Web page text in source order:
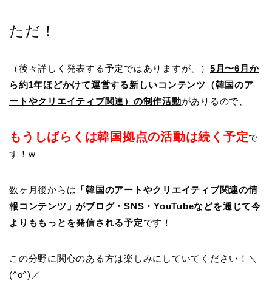
ただ！
（後々詳しく発表する予定ではありますが、） 5月〜6月か
ら約1年ほどかけて運営する新しいコンテンツ（韓国のア
ートやクリエイティブ関連）の制作活動がありるので、
もうしばらくは韓国拠点の活動は続く予定で
す！w
数ヶ月後からは 「韓国のアートやクリエイティブ関連の情
報コンテンツ」がブログ・SNS・YouTubeなどを通じて今
よりももっとを発信される予定です！
この分野に関心のある方は楽しみにしていてください！＼
(^o^)／